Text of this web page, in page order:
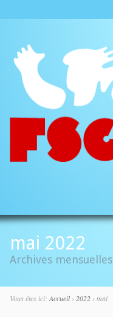
Aller à:
mai 2022
Archives mensuelles
Vous êtes ici:Accueil› 2022› mai